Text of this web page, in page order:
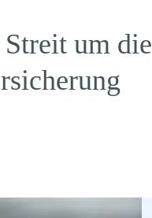
um die